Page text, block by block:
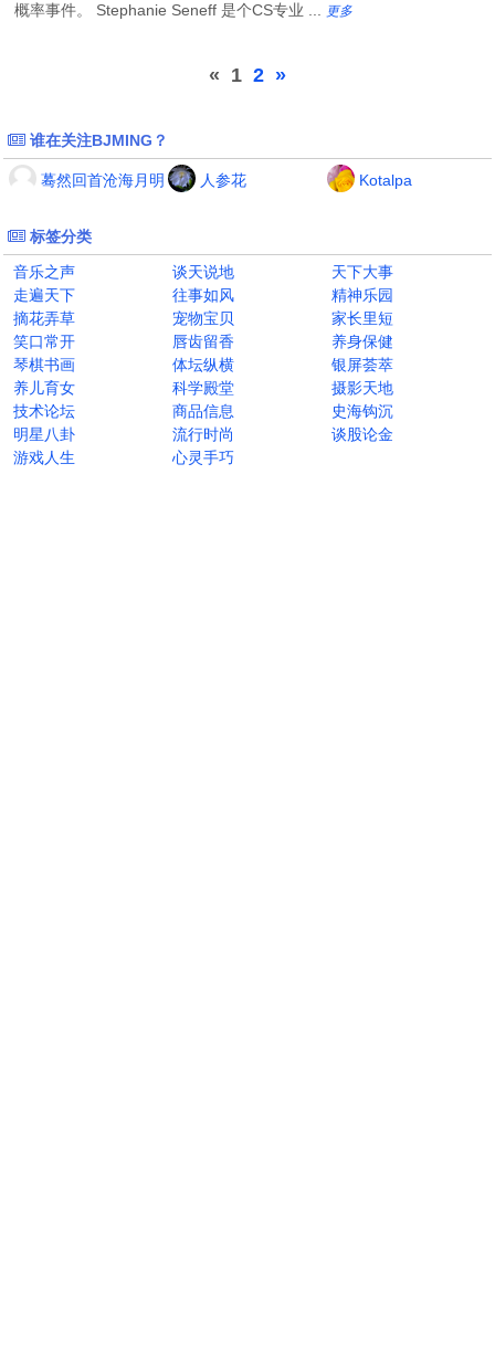
概率事件。 Stephanie Seneff 是个CS专业 ...
更多
« 1 2 »
谁在关注BJMING？
蓦然回首沧海月明 人参花 Kotalpa
标签分类
音乐之声
谈天说地
天下大事
走遍天下
往事如风
精神乐园
摘花弄草
宠物宝贝
家长里短
笑口常开
唇齿留香
养身保健
琴棋书画
体坛纵横
银屏荟萃
养儿育女
科学殿堂
摄影天地
技术论坛
商品信息
史海钩沉
明星八卦
流行时尚
谈股论金
游戏人生
心灵手巧